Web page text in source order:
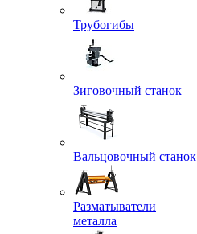
Трубогибы
Зиговочный станок
Вальцовочный станок
Разматыватели
металла